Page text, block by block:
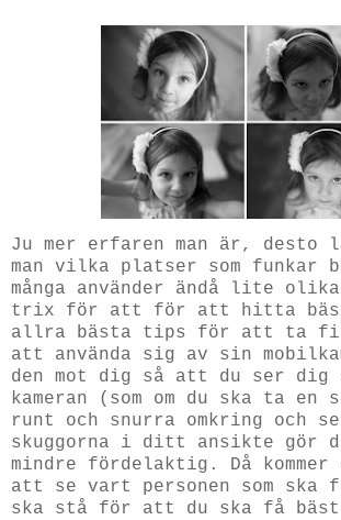
Ju mer erfaren man är, desto
man vilka platser som funkar
många använder ändå lite
trix för att för att hitta
allra bästa tips för att ta
att använda sig av sin
den mot dig så att du ser
kameran (som om du ska ta en
runt och snurra omkring och
skuggorna i ditt ansikte gör
mindre fördelaktig. Då kommer
att se vart personen som ska
ska stå för att du ska få